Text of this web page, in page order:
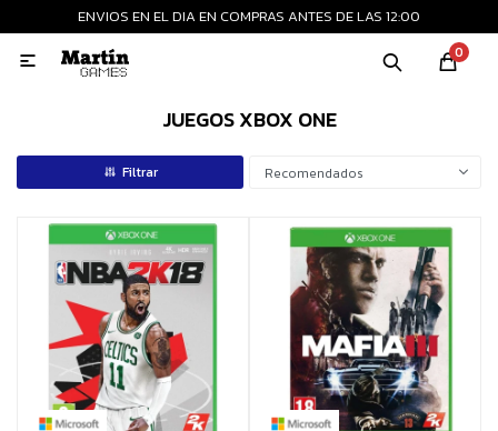
ENVIOS EN EL DIA EN COMPRAS ANTES DE LAS 12:00
0

JUEGOS XBOX ONE
Recomendados
MI CUENTA
Consolas nuevas
Consolas recertificadas
Juegos
Accesorios